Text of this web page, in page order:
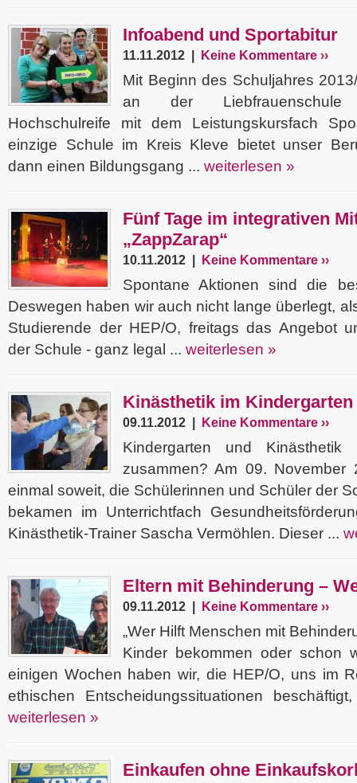
Infoabend und Sportabitur
11.11.2012 | Keine Kommentare ››
Mit Beginn des Schuljahres
an der
Hochschulreife mit dem Leistungskursfach
einzige Schule im Kreis Kleve bietet unser
dann einen Bildungsgang ... weiterlesen »
Fünf Tage im integrativen
„ZappZarap“
10.11.2012 | Keine Kommentare ››
Spontane Aktionen sind die
Deswegen haben wir auch nicht lange überlegt,
Studierende der HEP/O, freitags das Angebot
der Schule - ganz legal ... weiterlesen »
Kinästhetik im Kindergarten
09.11.2012 | Keine Kommentare ››
Kindergarten und
zusammen? Am 09. November
einmal soweit, die Schülerinnen und Schüler der
bekamen im Unterrichtfach
Kinästhetik-Trainer Sascha Vermöhlen. Dieser ...
Eltern mit Behinderung –
09.11.2012 | Keine Kommentare ››
„Wer Hilft Menschen mit
Kinder bekommen oder schon
einigen Wochen haben wir, die HEP/O, uns im
ethischen Entscheidungssituationen
weiterlesen »
Einkaufen ohne